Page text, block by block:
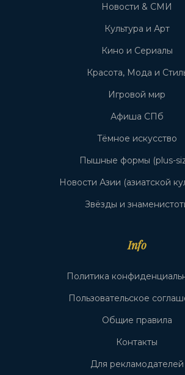
Новости & СМИ
Культура и Арт
Кино и Сериалы
Красота, Мода и
Игровой мир
Афиша СПб
Тёмное искусство
Пышные формы (plus-
Новости Азии (азиатской
Звёзды и
Info
Политика
Пользовательское
Общие правила
Контакты
Для рекламодателей